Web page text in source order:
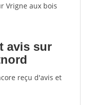
Vrigne aux bois
avis sur
reçu d'avis et